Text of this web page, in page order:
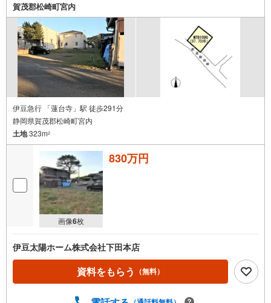
賀茂郡松崎町宮内
伊豆急行 「蓮台寺」駅 徒歩291分
静岡県賀茂郡松崎町宮内
土地323m2
画像6枚
830万円
伊豆太陽ホーム株式会社下田本店
資料をもらう （無料）